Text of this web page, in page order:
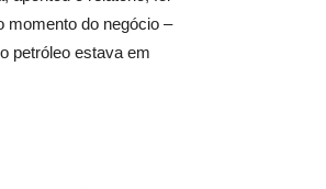
momento do negócio –
petróleo estava em